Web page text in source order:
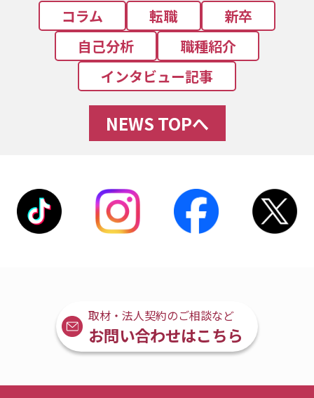
コラム 転職
新卒
自己分析
職種紹介
インタビュー記事
NEWS TOPへ
取材・法人契約のご相談など
お問い合わせはこちら